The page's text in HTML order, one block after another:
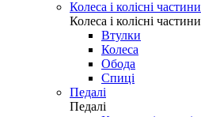
Колеса і колісні частини
Колеса і колісні частини
Втулки
Колеса
Обода
Спиці
Педалі
Педалі